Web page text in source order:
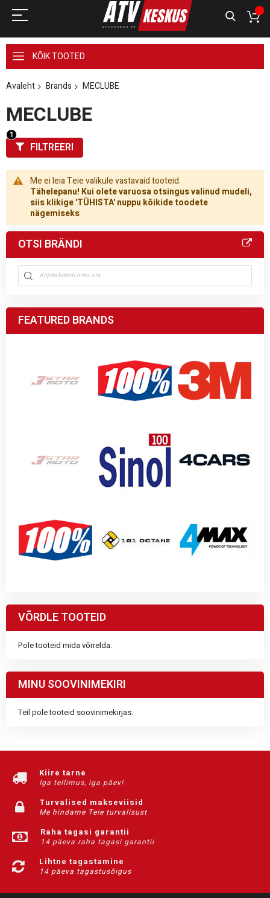
KÕIK TOOTED
Avaleht Brands MECLUBE
MECLUBE
Me ei leia Teie valikule vastavaid tooteid.
Tähelepanu! Kui olete varuosa otsingus valinud mudeli,
siis klikige 'TÜHISTA' nuppu kõikide toodete
nägemiseks
FILTREERI
OTSI BRÄNDI
FEATURED BRANDS
VÕRDLE TOOTEID
Pole tooteid mida võrrelda.
MINU SOOVINIMEKIRI
Teil pole tooteid soovinimekirjas.
Kiire tarne
Iga tellimus, iga päev!
Turvalised makseviisid
Me hindame Teie turvalisust
Raha tagasi garantii
14 päeva raha tagasi garantii
Lihtne tagastamine
14 päeva tagastusõigus